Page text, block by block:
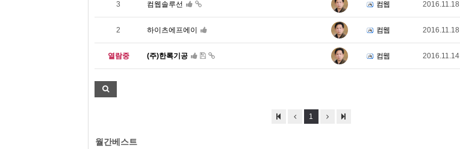
3 컴웹솔루선 컴웹 2016.11.18
2 하이츠에프에이 컴웹 2016.11.18
열람중 (주)한록기공 컴웹 2016.11.14
1
월간베스트